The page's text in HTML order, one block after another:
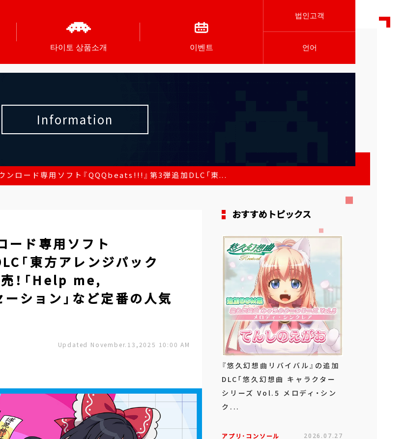
타이토 상품소개 이벤트
법인고객
언어
Information
ード専用ソフト『QQQbeats!!!』第3弾追加DLC「東...
ド専用ソフト
「東方アレンジパック
！「Help me,
ション」など定番の人気
Updated November.13,2025 10:00 AM
おすすめトピックス
『悠久幻想曲リバイバル』の追加
DLC「悠久幻想曲 キャラクター
シリーズ Vol.5 メロディ・シン
ク...
アプリ･コンソール 2026.07.27